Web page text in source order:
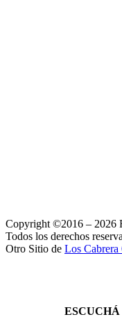
Copyright ©2016 – 2026
Todos los derechos
Otro Sitio de Los Cabrera
ESCUCHÁ